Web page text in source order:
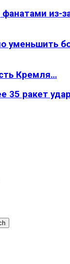
из-
уменьшить
Кремля…
35 ракет